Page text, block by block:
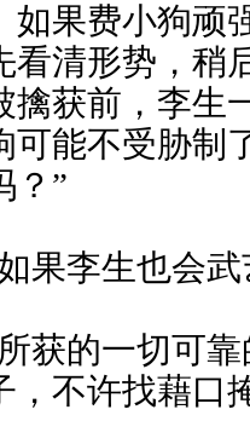
如果费小狗顽
看清形势，稍
擒获前，李生
可能不受胁制
？”
果李生也会
获的一切可
，不许找藉口